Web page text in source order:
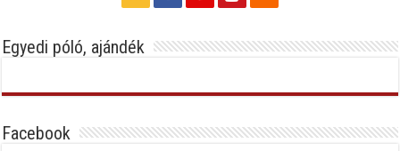
Egyedi póló, ajándék
Facebook